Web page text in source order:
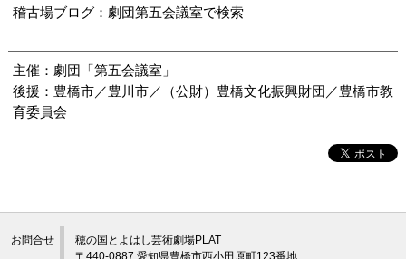
稽古場ブログ：劇団第五会議室で検索
主催：劇団「第五会議室」
後援：豊橋市／豊川市／（公財）豊橋文化振興財団／豊橋市教
育委員会
お問合せ
穂の国とよはし芸術劇場PLAT
〒440-0887 愛知県豊橋市西小田原町123番地